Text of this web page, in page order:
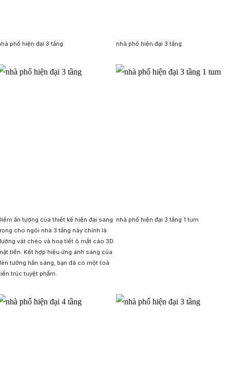
phố hiện đại 3 tầng nhà phố hiện đại 3 tầng
ấn tượng của thiết kế hiện đại sang
cho ngôi nhà 3 tầng này chính là
vát chéo và hoạ tiết ô mắt cáo 3D
tiền. Kết hợp hiệu ứng ánh sáng của
tường hắn sáng, bạn đã có một toà
trúc tuyệt phẩm.
nhà phố hiện đại 3 tầng 1 tum